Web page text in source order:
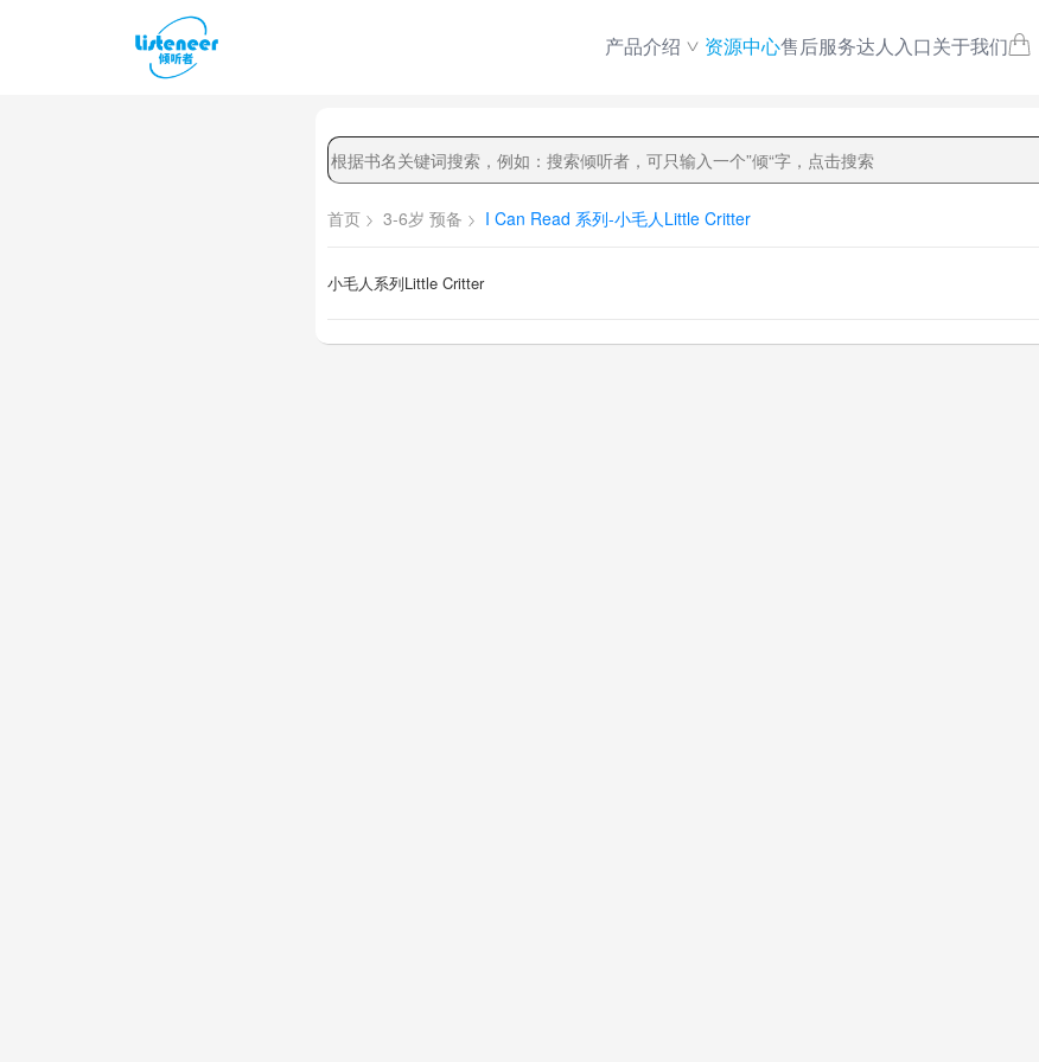
产品介绍 资源中心售后服务达人入口关于我们
首页 3-6岁 预备 I Can Read 系列-小毛人Little Critter
小毛人系列Little Critter